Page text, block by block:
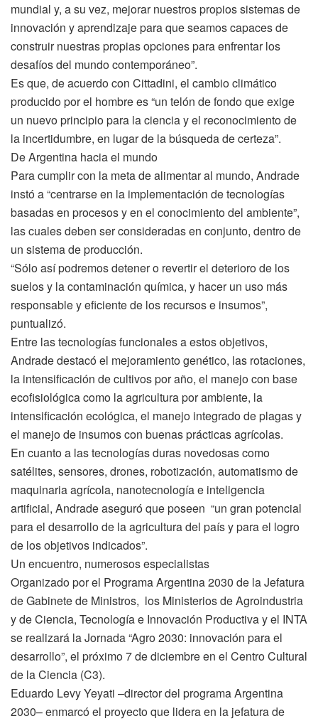
mundial y, a su vez, mejorar nuestros propios sistemas de
innovación y aprendizaje para que seamos capaces de
construir nuestras propias opciones para enfrentar los
desafíos del mundo contemporáneo”.
Es que, de acuerdo con Cittadini, el cambio climático
producido por el hombre es “un telón de fondo que exige
un nuevo principio para la ciencia y el reconocimiento de
la incertidumbre, en lugar de la búsqueda de certeza”.
De Argentina hacia el mundo
Para cumplir con la meta de alimentar al mundo, Andrade
instó a “centrarse en la implementación de tecnologías
basadas en procesos y en el conocimiento del ambiente”,
las cuales deben ser consideradas en conjunto, dentro de
un sistema de producción.
“Sólo así podremos detener o revertir el deterioro de los
suelos y la contaminación química, y hacer un uso más
responsable y eficiente de los recursos e insumos”,
puntualizó.
Entre las tecnologías funcionales a estos objetivos,
Andrade destacó el mejoramiento genético, las rotaciones,
la intensificación de cultivos por año, el manejo con base
ecofisiológica como la agricultura por ambiente, la
intensificación ecológica, el manejo integrado de plagas y
el manejo de insumos con buenas prácticas agrícolas.
En cuanto a las tecnologías duras novedosas como
satélites, sensores, drones, robotización, automatismo de
maquinaria agrícola, nanotecnología e inteligencia
artificial, Andrade aseguró que poseen “un gran potencial
para el desarrollo de la agricultura del país y para el logro
de los objetivos indicados”.
Un encuentro, numerosos especialistas
Organizado por el Programa Argentina 2030 de la Jefatura
de Gabinete de Ministros, los Ministerios de Agroindustria
y de Ciencia, Tecnología e Innovación Productiva y el INTA
se realizará la Jornada “Agro 2030: innovación para el
desarrollo”, el próximo 7 de diciembre en el Centro Cultural
de la Ciencia (C3).
Eduardo Levy Yeyati –director del programa Argentina
2030– enmarcó el proyecto que lidera en la jefatura de